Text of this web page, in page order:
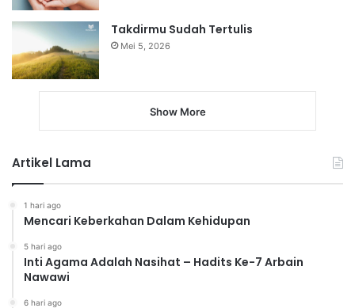
Takdirmu Sudah Tertulis
Mei 5, 2026
Show More
Artikel Lama
1 hari ago
Mencari Keberkahan Dalam Kehidupan
5 hari ago
Inti Agama Adalah Nasihat – Hadits Ke-7 Arbain
Nawawi
6 hari ago